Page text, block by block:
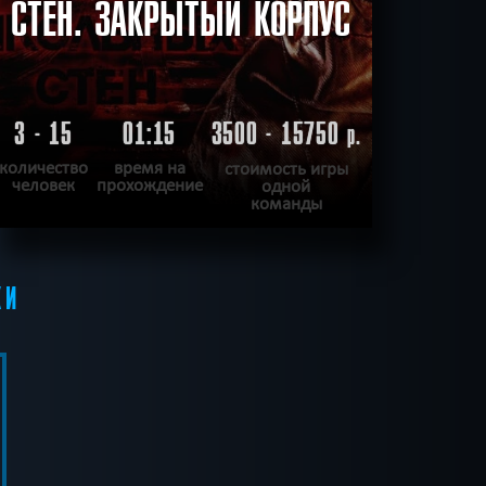
СТЕН. ЗАКРЫТЫЙ КОРПУС
3 - 15
количество
человек
01:15
время на
прохождение
3500 - 15750р.
стоимость игры
одной
команды